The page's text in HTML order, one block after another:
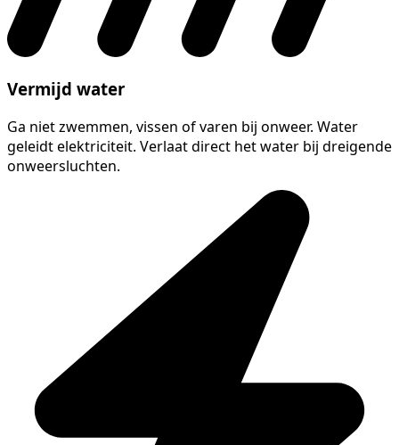
Vermijd water
Ga niet zwemmen, vissen of varen bij onweer. Water
geleidt elektriciteit. Verlaat direct het water bij dreigende
onweersluchten.